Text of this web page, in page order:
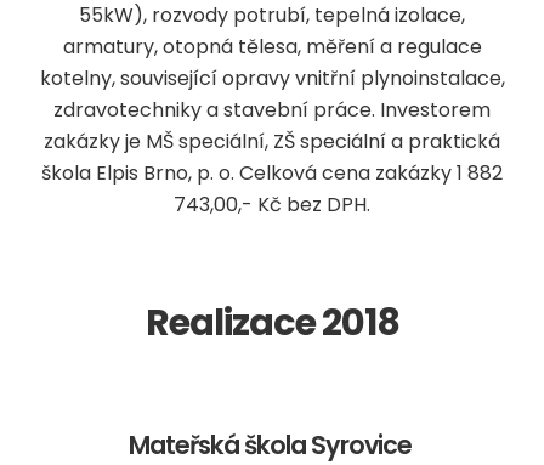
55kW), rozvody potrubí, tepelná izolace,
armatury, otopná tělesa, měření a regulace
kotelny, související opravy vnitřní plynoinstalace,
zdravotechniky a stavební práce. Investorem
zakázky je MŠ speciální, ZŠ speciální a praktická
škola Elpis Brno, p. o. Celková cena zakázky 1 882
743,00,- Kč bez DPH.
Realizace 2018
Mateřská škola Syrovice